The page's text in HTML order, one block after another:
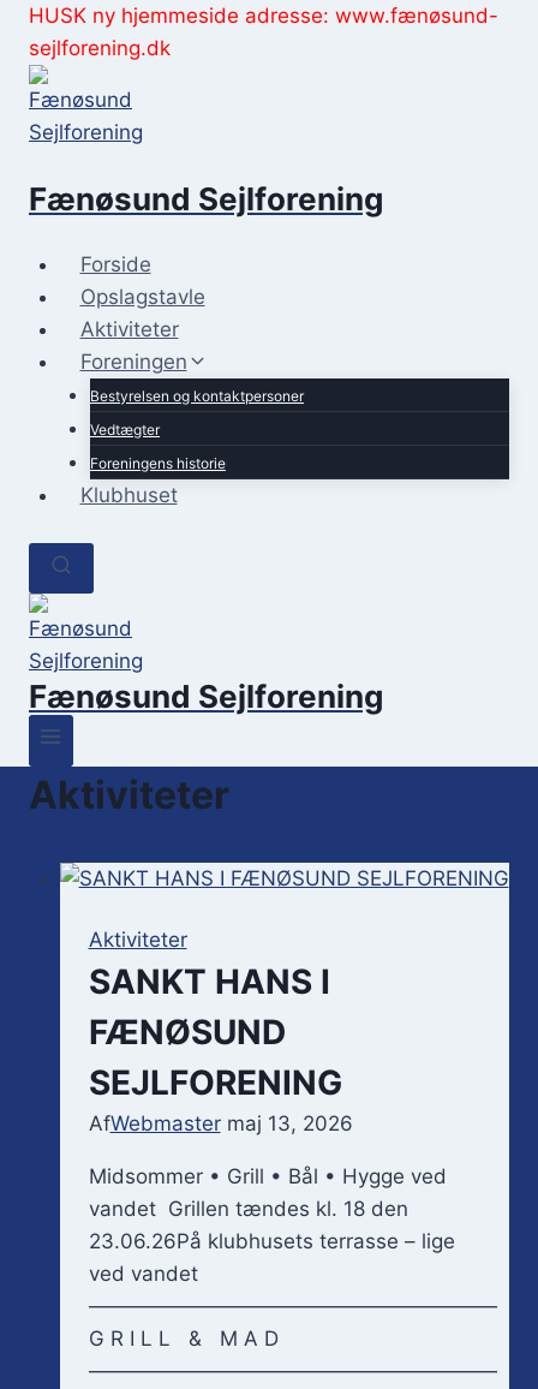
Fortsæt
indhold
HUSK ny hjemmeside adresse: www.fænøsund-
sejlforening.dk
Fænøsund Sejlforening
Forside
Opslagstavle
Aktiviteter
Foreningen
Bestyrelsen og kontaktpersoner
Vedtægter
Foreningens historie
Klubhuset
Fænøsund Sejlforening
Aktiviteter
Aktiviteter
SANKT HANS I
FÆNØSUND
SEJLFORENING
AfWebmaster maj 13, 2026
Midsommer • Grill • Bål • Hygge ved
vandet Grillen tændes kl. 18 den
23.06.26På klubhusets terrasse – lige
ved vandet
————————————————————
G R I L L & M A D
————————————————————